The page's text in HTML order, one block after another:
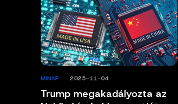
Trump megakadályozta az
MINAP 2025-11-04